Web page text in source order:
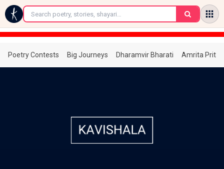
←
Poetry Contests Big Journeys Dharamvir Bharati Amrita